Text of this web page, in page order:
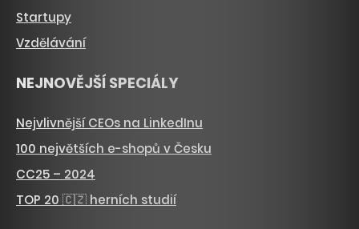
Startupy
Vzdělávání
NEJNOVĚJŠÍ SPECIÁLY
Nejvlivnější CEOs na LinkedInu
100 největších e-shopů v Česku
CC25 – 2024
TOP 20 🇨🇿 herních studií